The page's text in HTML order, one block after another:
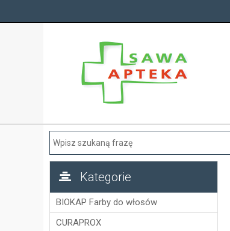
Kategorie
BIOKAP Farby do włosów
CURAPROX